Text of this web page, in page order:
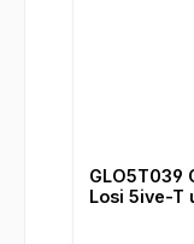
GLO5T039
Losi 5ive-T